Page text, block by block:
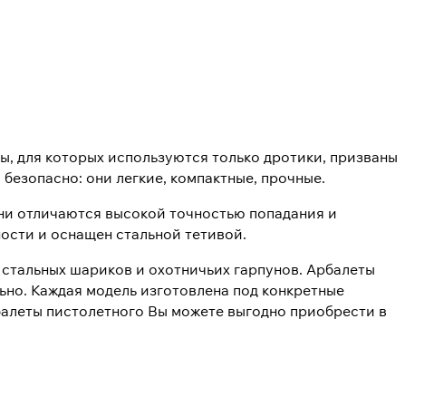
для которых используются только дротики, призваны
они легкие, компактные, прочные.
отличаются высокой точностью попадания и
и оснащен стальной тетивой.
шариков и охотничьих гарпунов. Арбалеты
Каждая модель изготовлена под конкретные
пистолетного Вы можете выгодно приобрести в
2